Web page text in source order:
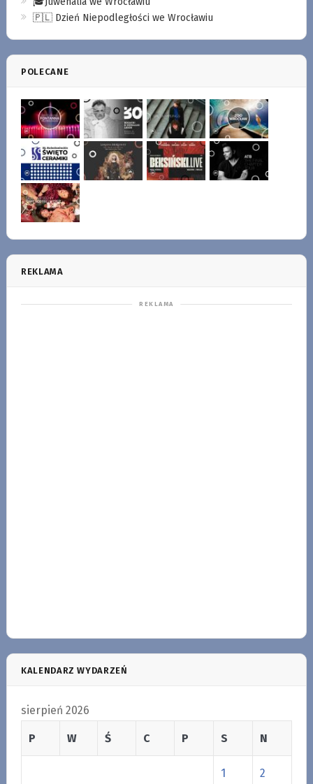
🇵🇱 Dzień Niepodległości we Wrocławiu
POLECANE
REKLAMA
KALENDARZ WYDARZEŃ
sierpień 2026
P W Ś C P S N
1 2